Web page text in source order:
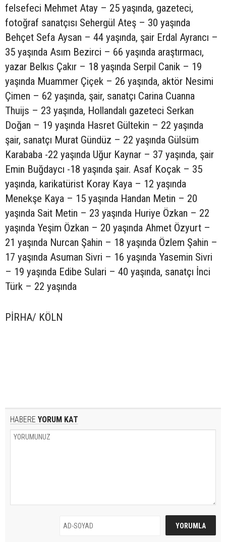
felsefeci Mehmet Atay – 25 yaşında, gazeteci,
fotoğraf sanatçısı Sehergül Ateş – 30 yaşında
Behçet Sefa Aysan – 44 yaşında, şair Erdal Ayrancı –
35 yaşında Asım Bezirci – 66 yaşında araştırmacı,
yazar Belkıs Çakır – 18 yaşında Serpil Canik – 19
yaşında Muammer Çiçek – 26 yaşında, aktör Nesimi
Çimen – 62 yaşında, şair, sanatçı Carina Cuanna
Thuijs – 23 yaşında, Hollandalı gazeteci Serkan
Doğan – 19 yaşında Hasret Gültekin – 22 yaşında
şair, sanatçı Murat Gündüz – 22 yaşında Gülsüm
Karababa -22 yaşında Uğur Kaynar – 37 yaşında, şair
Emin Buğdaycı -18 yaşında şair. Asaf Koçak – 35
yaşında, karikatürist Koray Kaya – 12 yaşında
Menekşe Kaya – 15 yaşında Handan Metin – 20
yaşında Sait Metin – 23 yaşında Huriye Özkan – 22
yaşında Yeşim Özkan – 20 yaşında Ahmet Özyurt –
21 yaşında Nurcan Şahin – 18 yaşında Özlem Şahin –
17 yaşında Asuman Sivri – 16 yaşında Yasemin Sivri
– 19 yaşında Edibe Sulari – 40 yaşında, sanatçı İnci
Türk – 22 yaşında
PİRHA/ KÖLN
HABERE YORUM KAT